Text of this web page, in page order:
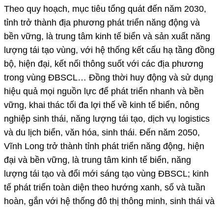
Theo quy hoạch, mục tiêu tổng quát đến năm 2030,
tỉnh trở thành địa phương phát triển năng động và
bền vững, là trung tâm kinh tế biển và sản xuất năng
lượng tái tạo vùng, với hệ thống kết cấu hạ tầng đồng
bộ, hiện đại, kết nối thông suốt với các địa phương
trong vùng ĐBSCL… Đồng thời huy động và sử dụng
hiệu quả mọi nguồn lực để phát triển nhanh và bền
vững, khai thác tối đa lợi thế về kinh tế biển, nông
nghiệp sinh thái, năng lượng tái tạo, dịch vụ logistics
và du lịch biển, văn hóa, sinh thái. Đến năm 2050,
Vĩnh Long trở thành tỉnh phát triển năng động, hiện
đại và bền vững, là trung tâm kinh tế biển, năng
lượng tái tạo và đổi mới sáng tạo vùng ĐBSCL; kinh
tế phát triển toàn diện theo hướng xanh, số và tuần
hoàn, gắn với hệ thống đô thị thông minh, sinh thái và